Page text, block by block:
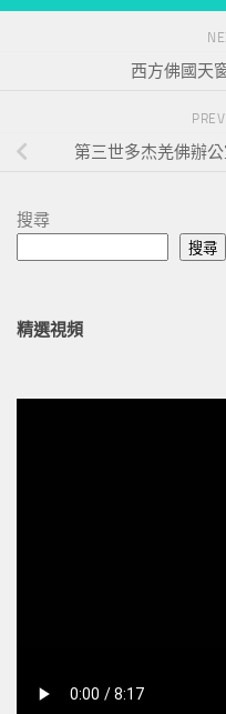
西方佛國天
第三世多杰羌佛辦
搜尋
搜尋
精選視頻